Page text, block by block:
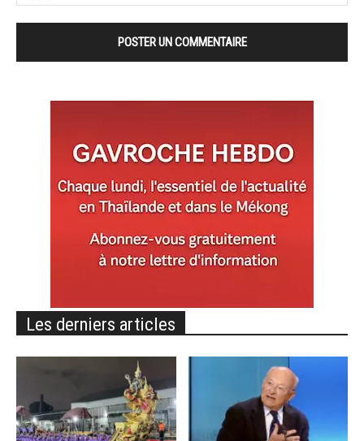
Les derniers articles